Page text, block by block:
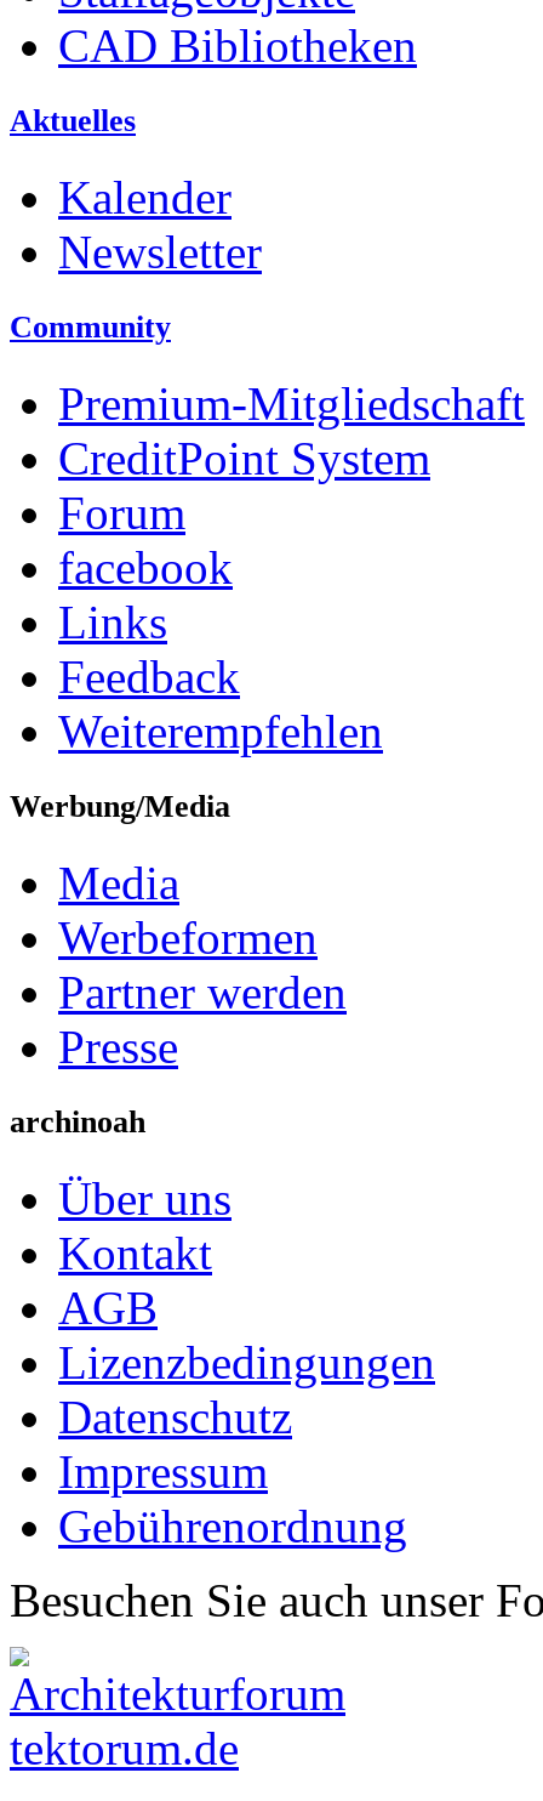
CAD Bibliotheken
Aktuelles
Kalender
Newsletter
Community
Premium-Mitgliedschaft
CreditPoint System
Forum
facebook
Links
Feedback
Weiterempfehlen
Werbung/Media
Media
Werbeformen
Partner werden
Presse
archinoah
Über uns
Kontakt
AGB
Lizenzbedingungen
Datenschutz
Impressum
Gebührenordnung
Besuchen Sie auch unser